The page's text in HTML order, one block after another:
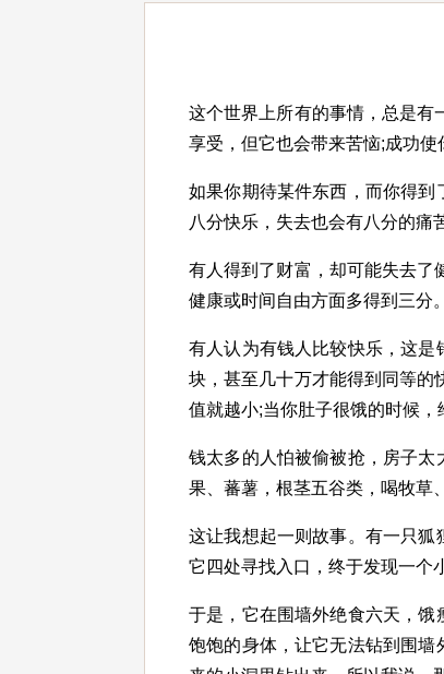
这个世界上所有的事情，总是有
享受，但它也会带来苦恼;成功使
如果你期待某件东西，而你得
八分快乐，失去也会有八分的痛
有人得到了财富，却可能失去了
健康或时间自由方面多得到三分
有人认为有钱人比较快乐，这
块，甚至几十万才能得到同等的
值就越小;当你肚子很饿的时候，
钱太多的人怕被偷被抢，房子
果、蕃薯，根茎五谷类，喝牧草
这让我想起一则故事。有一只狐
它四处寻找入口，终于发现一个
于是，它在围墙外绝食六天，
饱饱的身体，让它无法钻到围